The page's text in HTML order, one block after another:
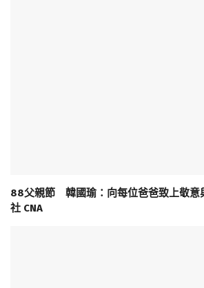
88父親節 韓國瑜：向每位爸爸致上敬意
社 CNA